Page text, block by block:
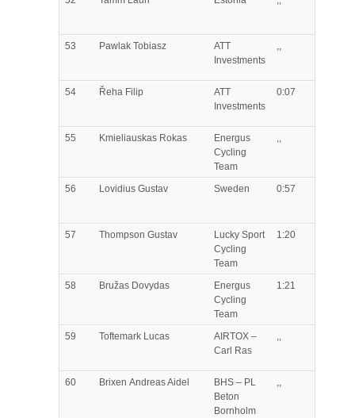
53 Pawlak Tobiasz
ATT
Investments
,,
54 Řeha Filip
ATT
Investments
0:07
55 Kmieliauskas Rokas
Energus
Cycling
Team
,,
56 Lovidius Gustav Sweden 0:57
57 Thompson Gustav
Lucky Sport
Cycling
Team
1:20
58 Bružas Dovydas
Energus
Cycling
Team
1:21
59 Toftemark Lucas
AIRTOX –
Carl Ras
,,
60 Brixen Andreas Aidel
BHS – PL
Beton
Bornholm
,,